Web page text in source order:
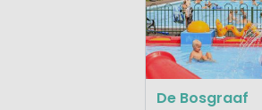
De Bosgraaf